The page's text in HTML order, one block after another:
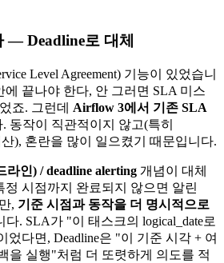
— Deadline로 대체
Level Agreement) 기능이 있었습니
끝나야 한다, 안 그러면 SLA 미스
죠. 그런데 Airflow 3에서 기존 SLA
동작이 직관적이지 않고(특히
), 혼란을 많이 일으켰기 때문입니다.
라인) / deadline alerting 개념이 대체
시점까지 완료되지 않으면 알린
, 기준 시점과 동작을 더 명시적으로
. SLA가 "이 태스크의 logical_date로
었다면, Deadline은 "이 기준 시각 + 여
을 실행"처럼 더 또렷하게 의도를 적